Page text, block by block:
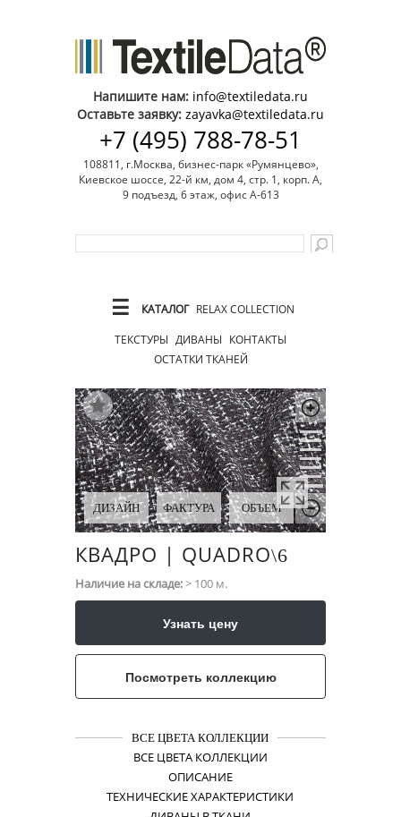
Напишите нам: info@textiledata.ru
Оставьте заявку: zayavka@textiledata.ru
+7 (495) 788-78-51
108811, г.Москва, бизнес-парк «Румянцево»,
Киевское шоссе, 22-й км, дом 4, стр. 1, корп. А,
9 подъезд, 6 этаж, офис А-613
☰ КАТАЛОГ RELAX COLLECTION
ТЕКСТУРЫ ДИВАНЫ КОНТАКТЫ
ОСТАТКИ ТКАНЕЙ
ДИЗАЙН ФАКТУРА ОБЪЕМ
КВАДРО | QUADRO\​6
Наличие на складе:> 100 м.
Узнать цену
Посмотреть коллекцию
ВСЕ ЦВЕТА КОЛЛЕКЦИИ
ВСЕ ЦВЕТА КОЛЛЕКЦИИ
ОПИСАНИЕ
ТЕХНИЧЕСКИЕ ХАРАКТЕРИСТИКИ